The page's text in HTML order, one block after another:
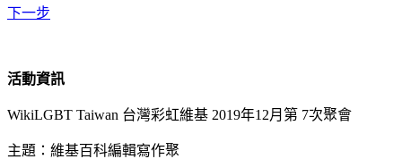
下一步
活動資訊
WikiLGBT Taiwan 台灣彩虹維基 2019年12月第 7次聚會
主題：維基百科編輯寫作聚